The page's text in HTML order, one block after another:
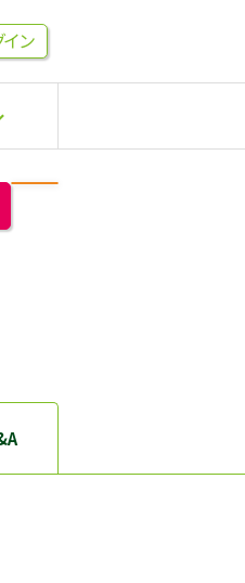
ン
ィめもらす
科2年生向け